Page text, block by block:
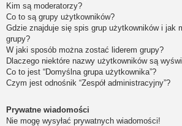
Kim są moderatorzy?
Co to są grupy użytkowników?
Gdzie znajduje się spis grup użytkowników i jak
grupy?
W jaki sposób można zostać liderem grupy?
Dlaczego niektóre nazwy użytkowników są
Co to jest “Domyślna grupa użytkownika”?
Czym jest odnośnik “Zespół administracyjny”?
Prywatne wiadomości
Nie mogę wysyłać prywatnych wiadomości!